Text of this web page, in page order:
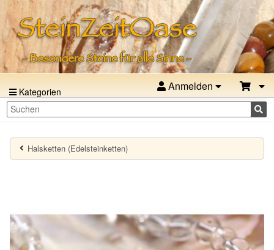
Kategorien Anmelden
Halsketten (Edelsteinketten)